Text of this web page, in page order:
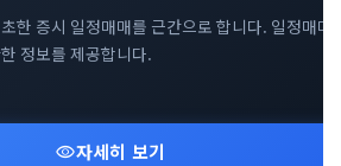
한 증시 일정매매를 근간으로 합니다. 일정매매
정보를 제공합니다.
visibility자세히 보기